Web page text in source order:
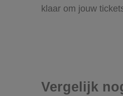
klaar om jouw
Vergelijk